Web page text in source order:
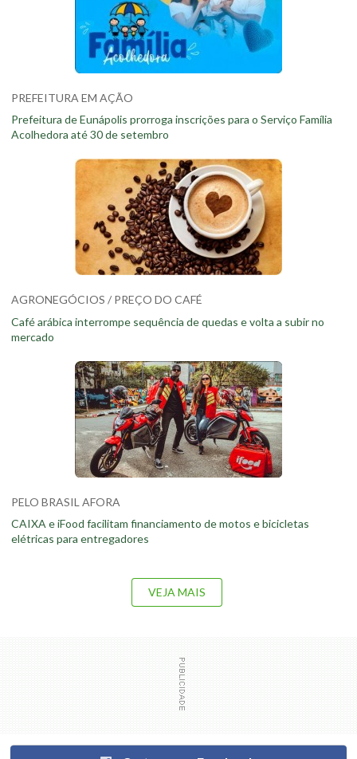
PREFEITURA EM AÇÃO
Prefeitura de Eunápolis prorroga inscrições para o Serviço Família
Acolhedora até 30 de setembro
AGRONEGÓCIOS / PREÇO DO CAFÉ
Café arábica interrompe sequência de quedas e volta a subir no
mercado
PELO BRASIL AFORA
CAIXA e iFood facilitam financiamento de motos e bicicletas
elétricas para entregadores
VEJA MAIS